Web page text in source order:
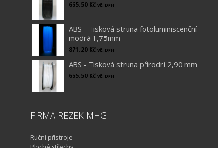
665.50 Kč vč. DPH
ABS - Tisková struna fotoluminiscenční
modrá 1,75mm
871.20 Kč vč. DPH
ABS - Tisková struna přírodní 2,90 mm
665.50 Kč vč. DPH
FIRMA REZEK MHG
Ruční přístroje